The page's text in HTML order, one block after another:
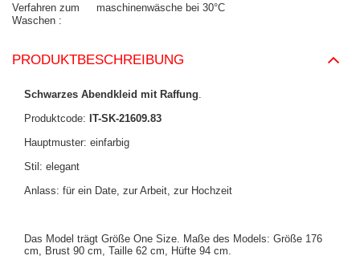
Verfahren zum
Waschen
maschinenwäsche bei 30°C
PRODUKTBESCHREIBUNG
Schwarzes Abendkleid mit Raffung
Produktcode: IT-SK-21609.83
Hauptmuster: einfarbig
Stil: elegant
Anlass: für ein Date, zur Arbeit, zur Hochzeit
Das Model trägt Größe One Size. Maße des Models: Größe 176
cm, Brust 90 cm, Taille 62 cm, Hüfte 94 cm.